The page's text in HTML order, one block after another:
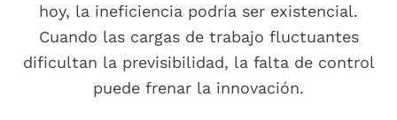
hoy, la ineficiencia podría ser existencial.
Cuando las cargas de trabajo fluctuantes
dificultan la previsibilidad, la falta de control
puede frenar la innovación.